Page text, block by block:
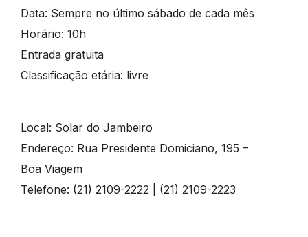
Data: Sempre no último sábado de cada mês
Horário: 10h
Entrada gratuita
Classificação etária: livre
Local: Solar do Jambeiro
Endereço: Rua Presidente Domiciano, 195 –
Boa Viagem
Telefone: (21) 2109-2222 | (21) 2109-2223